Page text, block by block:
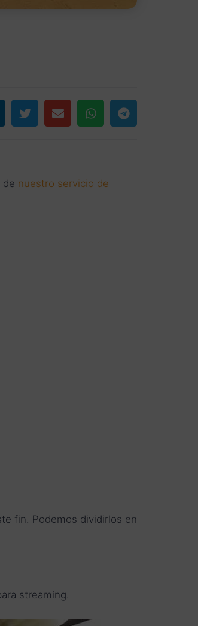
de nuestro servicio de
fin. Podemos dividirlos en
streaming.